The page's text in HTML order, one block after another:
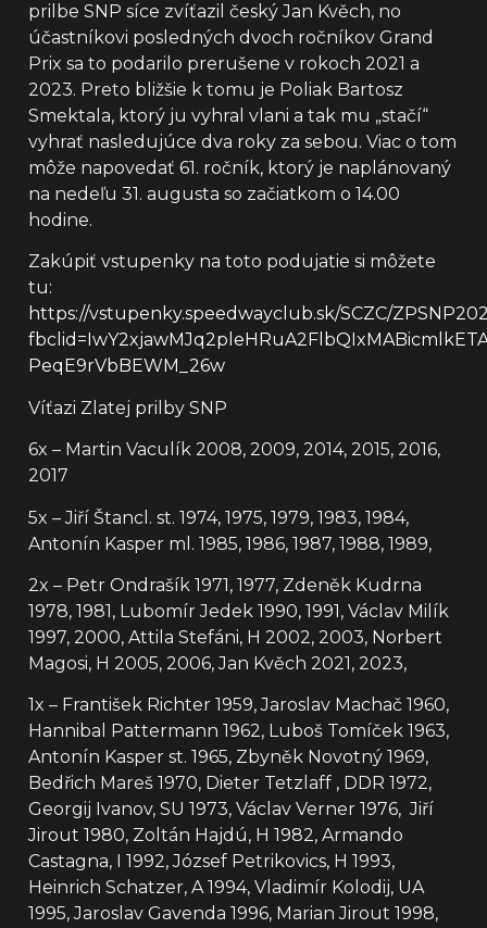
prilbe SNP síce zvíťazil český Jan Kvěch, no
účastníkovi posledných dvoch ročníkov Grand
Prix sa to podarilo prerušene v rokoch 2021 a
2023. Preto bližšie k tomu je Poliak Bartosz
Smektala, ktorý ju vyhral vlani a tak mu „stačí“
vyhrať nasledujúce dva roky za sebou. Viac o tom
môže napovedať 61. ročník, ktorý je naplánovaný
na nedeľu 31. augusta so začiatkom o 14.00
hodine.
Zakúpiť vstupenky na toto podujatie si môžete
tu:
https://vstupenky.speedwayclub.sk/SCZC/
PeqE9rVbBEWM_26w
Víťazi Zlatej prilby SNP
6x – Martin Vaculík 2008, 2009, 2014, 2015, 2016,
2017
5x – Jiří Štancl. st. 1974, 1975, 1979, 1983, 1984,
Antonín Kasper ml. 1985, 1986, 1987, 1988, 1989,
2x – Petr Ondrašík 1971, 1977, Zdeněk Kudrna
1978, 1981, Lubomír Jedek 1990, 1991, Václav Milík
1997, 2000, Attila Stefáni, H 2002, 2003, Norbert
Magosi, H 2005, 2006, Jan Kvěch 2021, 2023,
1x – František Richter 1959, Jaroslav Machač 1960,
Hannibal Pattermann 1962, Luboš Tomíček 1963,
Antonín Kasper st. 1965, Zbyněk Novotný 1969,
Bedřich Mareš 1970, Dieter Tetzlaff , DDR 1972,
Georgij Ivanov, SU 1973, Václav Verner 1976, Jiří
Jirout 1980, Zoltán Hajdú, H 1982, Armando
Castagna, I 1992, József Petrikovics, H 1993,
Heinrich Schatzer, A 1994, Vladimír Kolodij, UA
1995, Jaroslav Gavenda 1996, Marian Jirout 1998,